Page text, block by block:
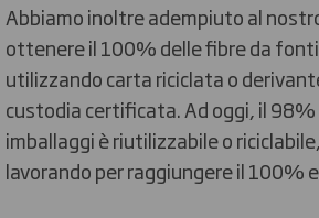
Abbiamo inoltre adempiuto al
ottenere il 100% delle fibre da
utilizzando carta riciclata o
custodia certificata. Ad oggi, il
imballaggi è riutilizzabile o
lavorando per raggiungere il 100%